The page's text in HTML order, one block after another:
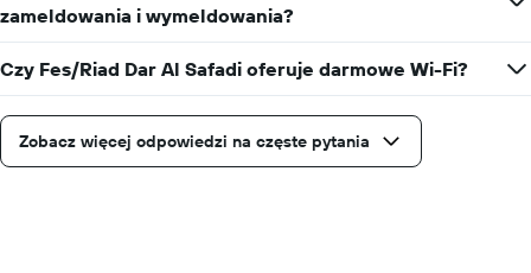
zameldowania i wymeldowania?
Czy Fes/Riad Dar Al Safadi oferuje darmowe Wi-Fi?
Zobacz więcej odpowiedzi na częste pytania